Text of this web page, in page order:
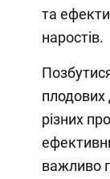
та
наростів.
різних
важливо